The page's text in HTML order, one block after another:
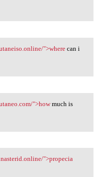
">wherecan i
">howmuch is
">propecia